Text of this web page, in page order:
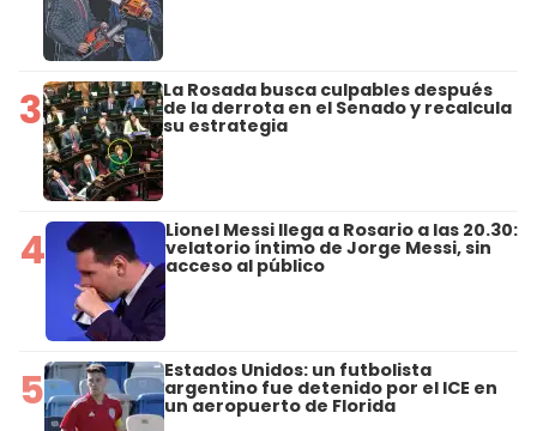
3 La Rosada busca culpables después
de la derrota en el Senado y recalcula
su estrategia
4 Lionel Messi llega a Rosario a las 20.30:
velatorio íntimo de Jorge Messi, sin
acceso al público
5 Estados Unidos: un futbolista
argentino fue detenido por el ICE en
un aeropuerto de Florida